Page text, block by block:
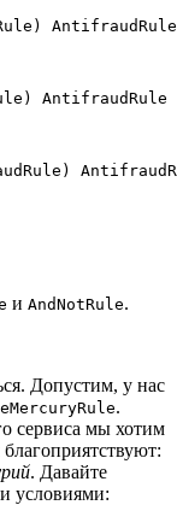
AntifraudRule
и AndNotRule.
Допустим, у нас
.
сервиса мы хотим
. Давайте
условиями: